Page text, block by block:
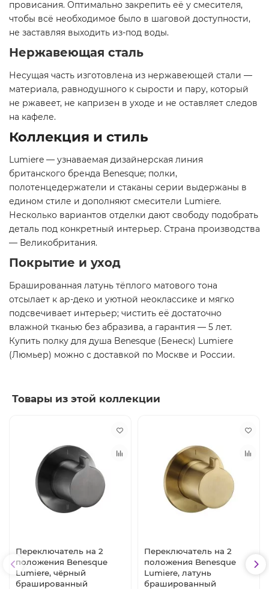
провисания. Оптимально закрепить её у смесителя,
чтобы всё необходимое было в шаговой доступности,
не заставляя выходить из-под воды.
Нержавеющая сталь
Несущая часть изготовлена из нержавеющей стали —
материала, равнодушного к сырости и пару, который
не ржавеет, не капризен в уходе и не оставляет следов
на кафеле.
Коллекция и стиль
Lumiere — узнаваемая дизайнерская линия
британского бренда Benesque; полки,
полотенцедержатели и стаканы серии выдержаны в
едином стиле и дополняют смесители Lumiere.
Несколько вариантов отделки дают свободу подобрать
деталь под конкретный интерьер. Страна производства
— Великобритания.
Покрытие и уход
Брашированная латунь тёплого матового тона
отсылает к ар-деко и уютной неоклассике и мягко
подсвечивает интерьер; чистить её достаточно
влажной тканью без абразива, а гарантия — 5 лет.
Купить полку для душа Benesque (Бенеск) Lumiere
(Люмьер) можно с доставкой по Москве и России.
Товары из этой коллекции
Переключатель на 2
положения Benesque
Lumiere, чёрный
брашированный
Переключатель на 2
положения Benesque
Lumiere, латунь
брашированный